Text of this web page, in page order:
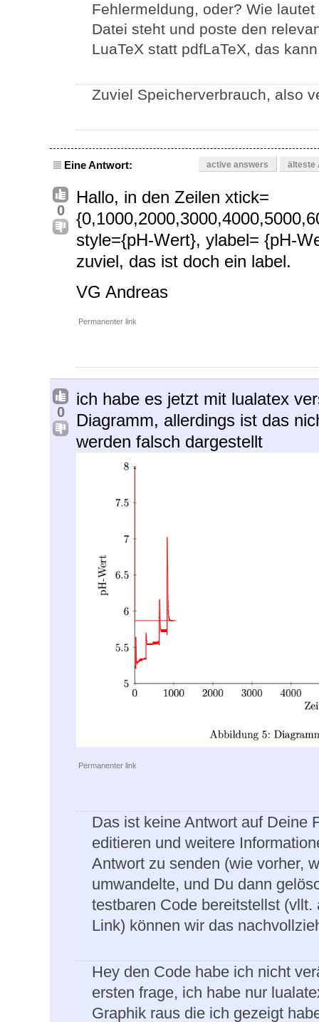
Fehlermeldung, oder? Wie
Datei steht und poste den
LuaTeX statt pdfLaTeX, das
Zuviel Speicherverbrauch, also
Eine Antwort: active answers älteste
0
Hallo, in den Zeilen xtick=
style={pH-Wert}, ylabel= {pH-
zuviel, das ist doch ein label.
VG Andreas
Permanenter link
0
ich habe es jetzt mit lualatex
Diagramm, allerdings ist das
werden falsch dargestellt
Permanenter link
Das ist keine Antwort auf Deine
editieren und weitere
Antwort zu senden (wie vorher,
umwandelte, und Du dann
testbaren Code bereitstellst
Link) können wir das
Hey den Code habe ich nicht
ersten frage, ich habe nur
Graphik raus die ich gezeigt